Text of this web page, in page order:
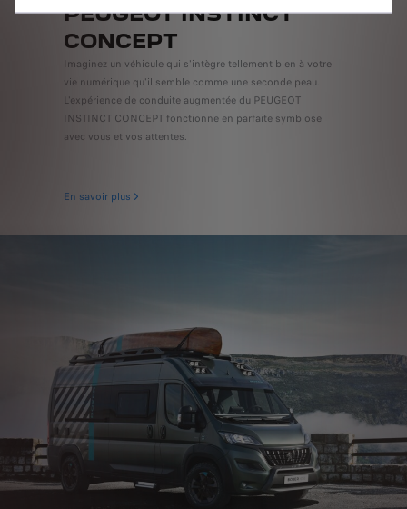
PEUGEOT INSTINCT
CONCEPT
Imaginez un véhicule qui s'intègre tellement bien à votre
vie numérique qu'il semble comme une seconde peau.
L'expérience de conduite augmentée du PEUGEOT
INSTINCT CONCEPT fonctionne en parfaite symbiose
avec vous et vos attentes.
En savoir plus